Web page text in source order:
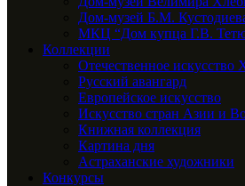
Дом-музей Б.М.
МКЦ “Дом купца Г.В.
Коллекции
Отечественное
Русский авангард
Европейское искусство
Искусство стран Азии и
Книжная коллекция
Картина дня
Астраханские художники
Конкурсы